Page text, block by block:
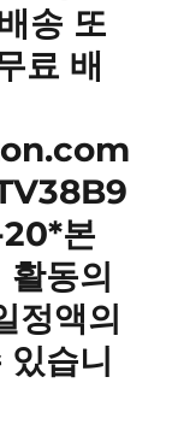
송 또
료 배
본
동의
정액의
있습니